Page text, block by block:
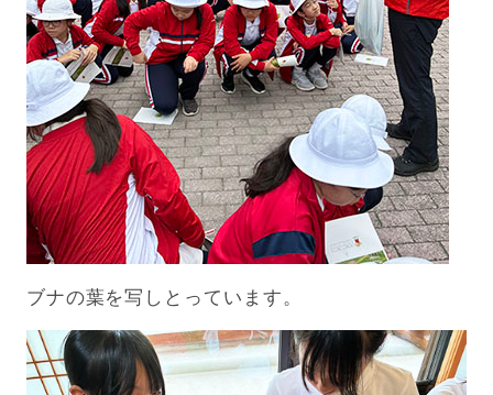
ブナの葉を写しとっています。